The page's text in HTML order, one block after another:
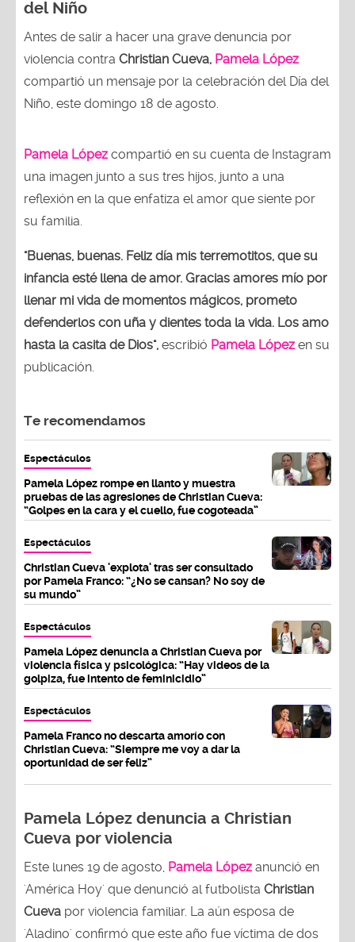
del Niño
Antes de salir a hacer una grave denuncia por
violencia contra Christian Cueva, Pamela López
compartió un mensaje por la celebración del Día del
Niño, este domingo 18 de agosto.
Pamela López compartió en su cuenta de Instagram
una imagen junto a sus tres hijos, junto a una
reflexión en la que enfatiza el amor que siente por
su familia.
"Buenas, buenas. Feliz día mis terremotitos, que su
infancia esté llena de amor. Gracias amores mío por
llenar mi vida de momentos mágicos, prometo
defenderlos con uña y dientes toda la vida. Los amo
hasta la casita de Dios", escribió Pamela López en su
publicación.
Te recomendamos
Espectáculos
Pamela López rompe en llanto y muestra
pruebas de las agresiones de Christian Cueva:
“Golpes en la cara y el cuello, fue cogoteada”
Espectáculos
Christian Cueva 'explota' tras ser consultado
por Pamela Franco: “¿No se cansan? No soy de
su mundo”
Espectáculos
Pamela López denuncia a Christian Cueva por
violencia física y psicológica: “Hay videos de la
golpiza, fue intento de feminicidio”
Espectáculos
Pamela Franco no descarta amorío con
Christian Cueva: “Siempre me voy a dar la
oportunidad de ser feliz”
Pamela López denuncia a Christian
Cueva por violencia
Este lunes 19 de agosto, Pamela López anunció en
'América Hoy' que denunció al futbolista Christian
Cueva por violencia familiar. La aún esposa de
'Aladino' confirmó que este año fue víctima de dos